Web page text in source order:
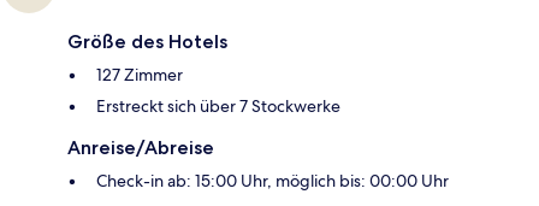
Größe des Hotels
127 Zimmer
Erstreckt sich über 7 Stockwerke
Anreise/Abreise
Check-in ab: 15:00 Uhr, möglich bis: 00:00 Uhr